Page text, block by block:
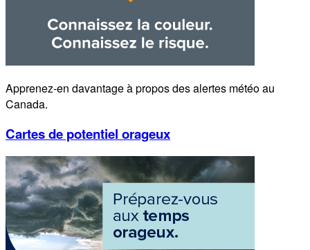
Apprenez-en davantage à propos des alertes météo au
Canada.
Cartes de potentiel orageux